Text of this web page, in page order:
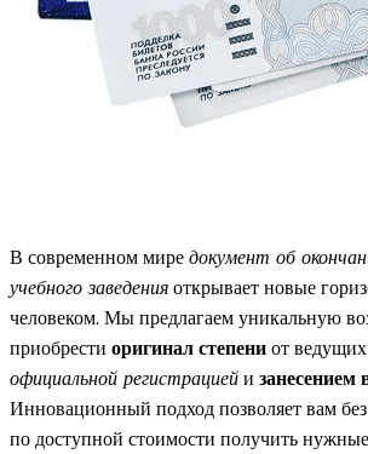
В современном миредокумент об
учебного заведенияоткрывает новые
человеком. Мы предлагаем уникальную
приобрести оригинал степениот
официальной регистрациейи занесением
Инновационный подход позволяет вам
по доступной стоимости получить нужные